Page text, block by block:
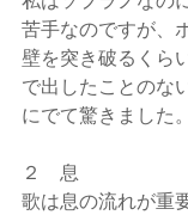
苦手なのですが、
壁を突き破るくら
で出したことのな
にでて驚きました。
２　息
歌は息の流れが重